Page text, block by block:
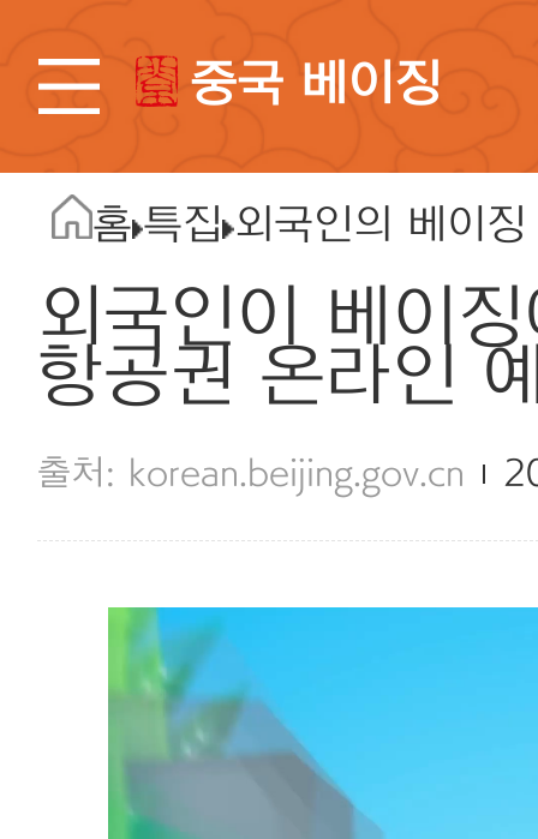
중국 베이징
홈 특집 외국인의 베이
외국인이 베이
항공권 온라인
korean.beijing.gov.cn